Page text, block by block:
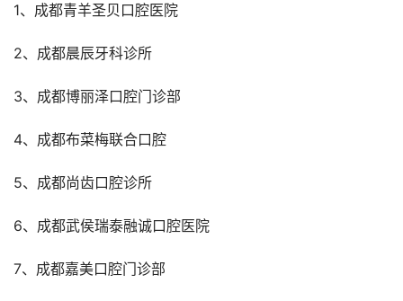
1、成都青羊圣贝口腔医院
2、成都晨辰牙科诊所
3、成都博丽泽口腔门诊部
4、成都布菜梅联合口腔
5、成都尚齿口腔诊所
6、成都武侯瑞泰融诚口腔医院
7、成都嘉美口腔门诊部